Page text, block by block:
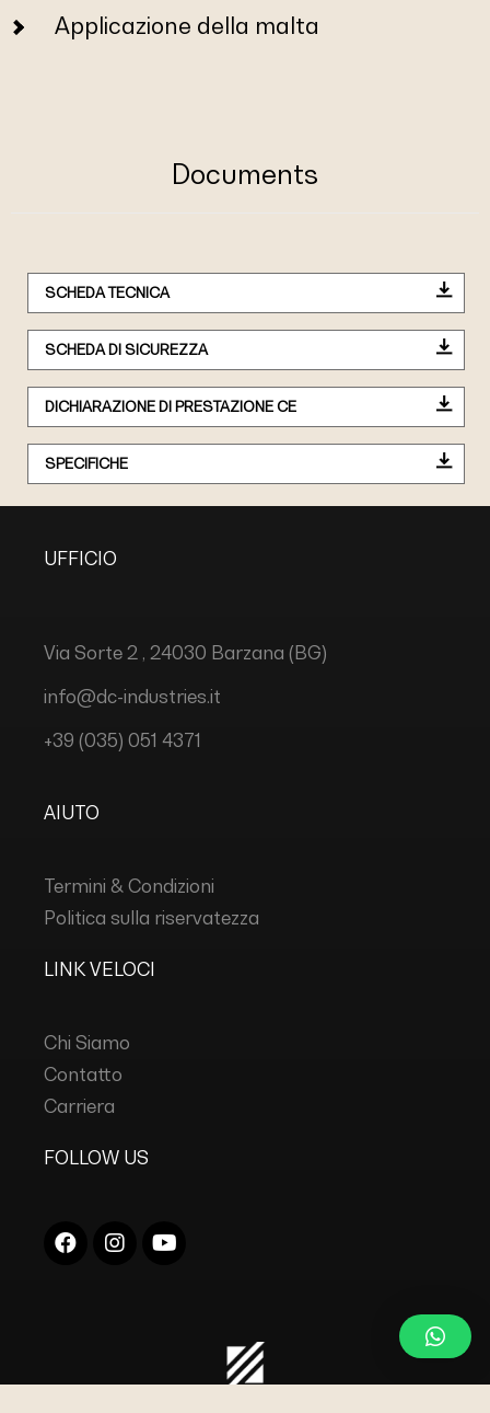
Applicazione della malta
Documents
SCHEDA TECNICA
SCHEDA DI SICUREZZA
DICHIARAZIONE DI PRESTAZIONE CE
SPECIFICHE
UFFICIO
Via Sorte 2 , 24030 Barzana (BG)
info@dc-industries.it
+39 (035) 051 4371
AIUTO
Termini & Condizioni
Politica sulla riservatezza
LINK VELOCI
Chi Siamo
Contatto
Carriera
FOLLOW US